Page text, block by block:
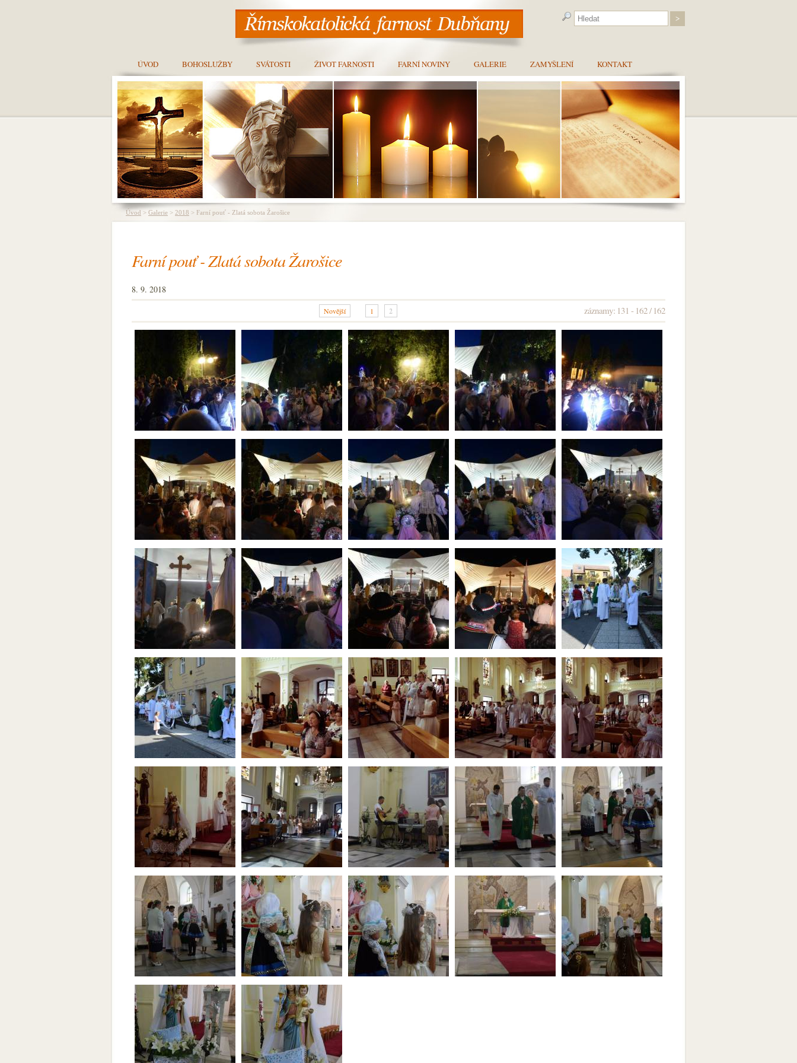
ÚVOD BOHOSLUŽBY SVÁTOSTI ŽIVOT FARNOSTI FARNÍ NOVINY GALERIE ZAMYŠLENÍ KONTAKT
Úvod > Galerie > 2018 > Farní pouť - Zlatá sobota Žarošice
Farní pouť - Zlatá sobota Žarošice
8. 9. 2018
záznamy: 131 - 162 / 162
Novější 1 2